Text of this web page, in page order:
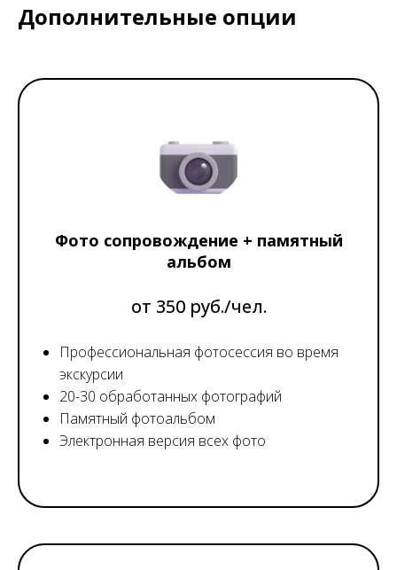
Дополнительные опции
Фото сопровождение + памятный
альбом
от 350 руб./чел.
Профессиональная фотосессия во время
экскурсии
20-30 обработанных фотографий
Памятный фотоальбом
Электронная версия всех фото